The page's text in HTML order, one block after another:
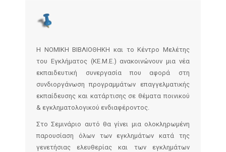
Η ΝΟΜΙΚΗ ΒΙΒΛΙΟΘΗΚΗ και τo Κέντρο Μελέτης
του Εγκλήματος (ΚΕ.Μ.Ε.) ανακοινώνουν μια νέα
εκπαιδευτική συνεργασία που αφορά στη
συνδιοργάνωση προγραμμάτων επαγγελματικής
εκπαίδευσης και κατάρτισης σε θέματα ποινικού
& εγκληματολογικού ενδιαφέροντος.
Στο Σεμινάριο αυτό θα γίνει μια ολοκληρωμένη
παρουσίαση όλων των εγκλημάτων κατά της
γενετήσιας ελευθερίας και των εγκλημάτων